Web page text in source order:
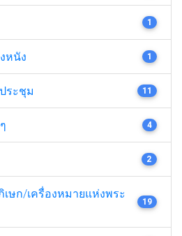
1
หนัง 1
ระชุม 11
4
2
ษก/เครื่องหมายแห่งพระ
19